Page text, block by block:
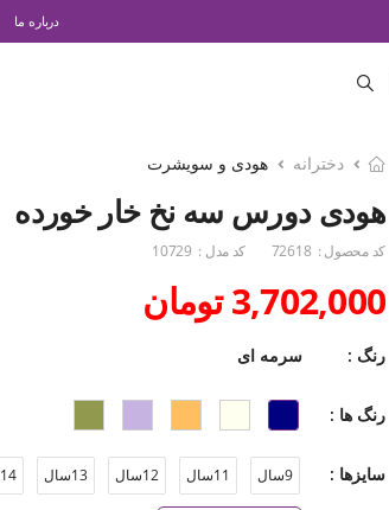
درباره ما
دخترانه هودی و سویشرت
هودی دورس سه نخ خار خورده
کد محصول : 72618 کد مدل : 10729
3,702,000 تومان
رنگ : سرمه ای
رنگ ها :
سایزها : 9سال 11سال 12سال 13سال 14سال